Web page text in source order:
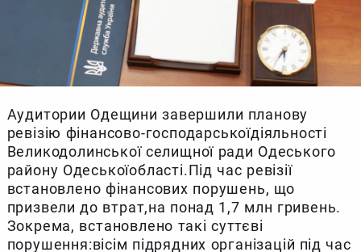
Аудитории Одещини завершили планову
ревізію фінансово-господарськоїдіяльності
Великодолинської селищної ради Одеського
району Одеськоїобласті.Під час ревізії
встановлено фінансових порушень, що
призвели до втрат,на понад 1,7 млн гривень.
Зокрема, встановлено такі суттєві
порушення:вісім підрядних організацій під час